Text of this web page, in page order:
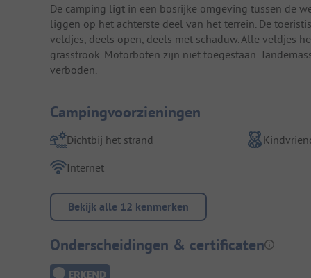
De camping ligt in een bosrijke omgeving tussen de
liggen op het achterste deel van het terrein. De
veldjes, deels open, deels met schaduw. Alle veldjes
grasstrook. Motorboten zijn niet toegestaan.
verboden.
Campingvoorzieningen
Dichtbij het strand
Internet
Bekijk alle 12 kenmerken
Onderscheidingen & certificaten